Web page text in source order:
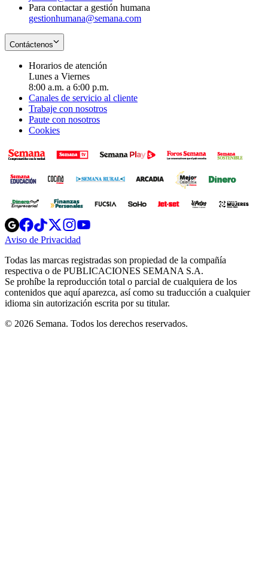
Para contactar a gestión humana
gestionhumana@semana.com
Contáctenos
Horarios de atención
Lunes a Viernes
8:00 a.m. a 6:00 p.m.
Canales de servicio al cliente
Trabaje con nosotros
Paute con nosotros
Cookies
Opens
in
new
Opens
in
new
Opens
in
new
window
Opens
new
windowwindow
Aviso de Privacidad
new
window
Todas las marcas registradas son propiedad de la compañía
respectiva o de PUBLICACIONES SEMANA S.A.
Se prohíbe la reproducción total o parcial de cualquiera de los
contenidos que aquí aparezca, así como su traducción a cualquier
idioma sin autorización escrita por su titular.
© 2026 Semana. Todos los derechos reservados.